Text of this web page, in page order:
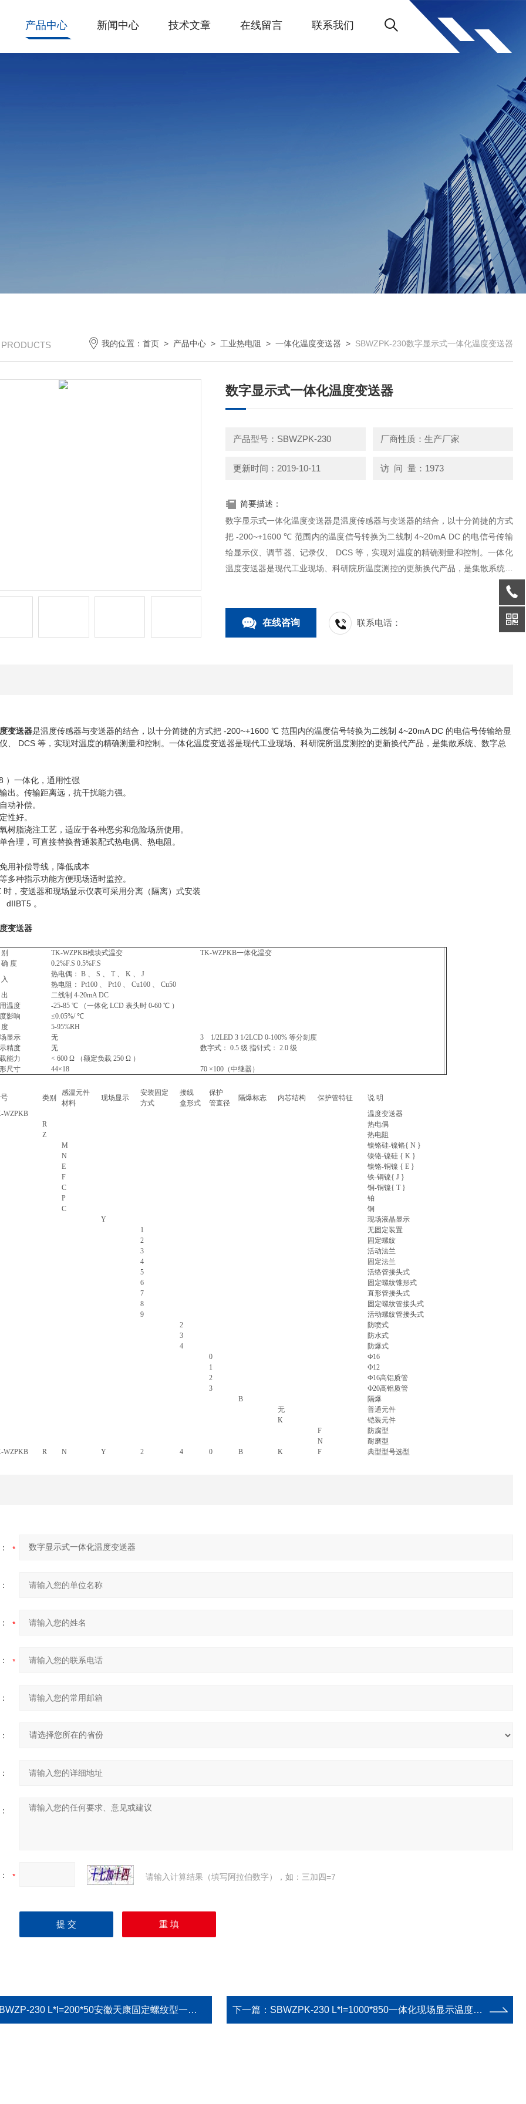
产品中心 新闻中心 技术文章 在线留言 联系我们
我的位置： 首页 > 产品中心 > 工业热电阻 > 一体化温度变送器 > SBWZPK-230数字显示式一体化温度变送器
数字显示式一体化温度变送器
产品型号：SBWZPK-230 厂商性质：生产厂家
更新时间：2019-10-11 访 问 量：1973
简要描述：
数字显示式一体化温度变送器是温度传感器与变送器的结合，以十分简捷的方式
把 -200~+1600 ℃ 范围内的温度信号转换为二线制 4~20mA DC 的电信号传输
给显示仪、调节器、记录仪、 DCS 等，实现对温度的精确测量和控制。一体化
温度变送器是现代工业现场、科研院所温度测控的更新换代产品，是集散系统、
在线咨询 联系电话：
变送器是温度传感器与变送器的结合，以十分简捷的方式把 -200~+1600 ℃ 范围内的温度信号转换为二线制 4~20mA DC 的电信号传输给显
、 DCS 等，实现对温度的精确测量和控制。一体化温度变送器是现代工业现场、科研院所温度测控的更新换代产品，是集散系统、数字总
。
）一体化，通用性强
出。传输距离远，抗干扰能力强。
动补偿。
性好。
树脂浇注工艺，适应于各种恶劣和危险场所使用。
合理，可直接替换普通装配式热电偶、热电阻。
用补偿导线，降低成本
多种指示功能方便现场适时监控。
，变送器和现场显示仪表可采用分离（隔离）式安装
dIIBT5 。
变送器
TK-WZPKB模块式温变
TK-WZPKB一体化温变
度
0.2%F.S 0.5%F.S
热电偶： B 、 S 、 T 、 K 、 J
热电阻： Pt100 、 Pt10 、 Cu100 、 Cu50
二线制 4-20mA DC
温度
-25-85 ℃ （一体化 LCD 表头时 0-60 ℃ ）
影响
≤0.05%/ ℃
度
5-95%RH
显示
无
3 1/2LED 3 1/2LCD 0-100% 等分刻度
精度
无
数字式： 0.5 级 指针式： 2.0 级
能力
< 600 Ω （额定负载 250 Ω ）
尺寸
44×18 70 ×100（中继器）
类别
感温元件
材料
现场显示
安装固定
方式
接线
盒形式
保护
管直径
隔爆标志 内芯结构 保护管特征
说 明
WZPKB
温度变送器
R
热电偶
Z
热电阻
M
镍铬硅-镍铬{ N }
N
镍铬-镍硅 { K }
E
镍铬-铜镍 { E }
F
铁-铜镍{ J }
C
铜-铜镍{ T }
P
铂
C
铜
Y
现场液晶显示
1
无固定装置
2
固定螺纹
3
活动法兰
4
固定法兰
5
活络管接头式
6
固定螺纹锥形式
7
直形管接头式
8
固定螺纹管接头式
9
活动螺纹管接头式
2
防喷式
3
防水式
4
防爆式
0
Ф16
1
Ф12
2
Ф16高铝质管
3
Ф20高铝质管
B
隔爆
无
普通元件
K
铠装元件
F
防腐型
N
耐磨型
WZPKB
R N Y 2 4 0 B K F 典型型号选型
请输入计算结果（填写阿拉伯数字），如：三加四=7
230 L*l=200*50安徽天康固定螺纹型一体化温度变送器 下一篇： SBWZPK-230 L*l=1000*850一体化现场显示温度变送器